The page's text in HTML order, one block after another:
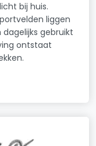
bij huis.
liggen
gebruikt
ontstaat